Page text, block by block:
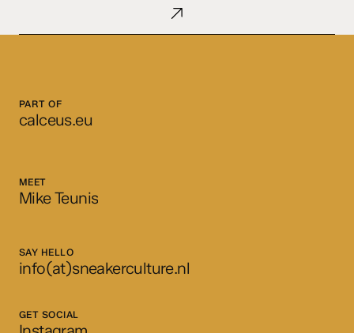
PART OF
calceus.eu
MEET
Mike Teunis
SAY HELLO
info(at)sneakerculture.nl
GET SOCIAL